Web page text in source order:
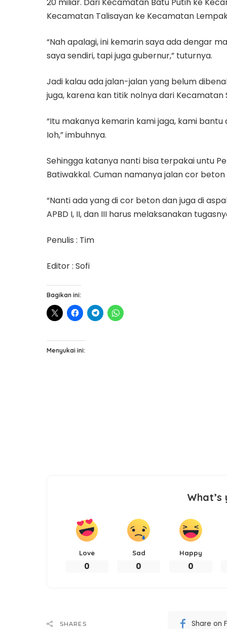
Kecamatan Talisayan ke Kecamatan
“Nah apalagi, ini kemarin saya ada dengar
saya sendiri, tapi juga gubernur,” tuturnya.
Jadi kalau ada jalan-jalan yang belum
juga, karena kan titik nolnya dari Kecamatan
“Itu makanya kemarin kami jaga, kami bantu
Ioh,” imbuhnya.
Sehingga katanya nanti bisa terpakai untu
Batiwakkal. Cuman namanya jalan cor
“Nanti ada yang di cor beton dan juga di
APBD I, II, dan III harus melaksanakan
Penulis : Tim
Editor : Sofi
Bagikan ini:
Menyukai ini:
Love
0
Sad
0
Happy
0
SHARES Share on